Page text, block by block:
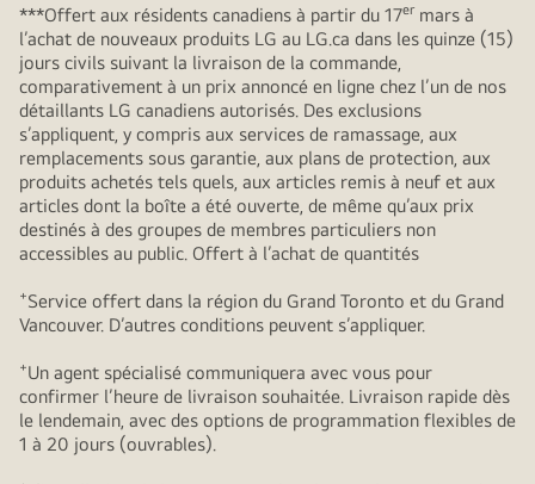
***Offert aux résidents canadiens à partir du 17er mars à
l’achat de nouveaux produits LG au LG.ca dans les quinze (15)
jours civils suivant la livraison de la commande,
comparativement à un prix annoncé en ligne chez l’un de nos
détaillants LG canadiens autorisés. Des exclusions
s’appliquent, y compris aux services de ramassage, aux
remplacements sous garantie, aux plans de protection, aux
produits achetés tels quels, aux articles remis à neuf et aux
articles dont la boîte a été ouverte, de même qu’aux prix
destinés à des groupes de membres particuliers non
accessibles au public. Offert à l’achat de quantités
+Service offert dans la région du Grand Toronto et du Grand
Vancouver. D’autres conditions peuvent s’appliquer.
+Un agent spécialisé communiquera avec vous pour
confirmer l’heure de livraison souhaitée. Livraison rapide dès
le lendemain, avec des options de programmation flexibles de
1 à 20 jours (ouvrables).